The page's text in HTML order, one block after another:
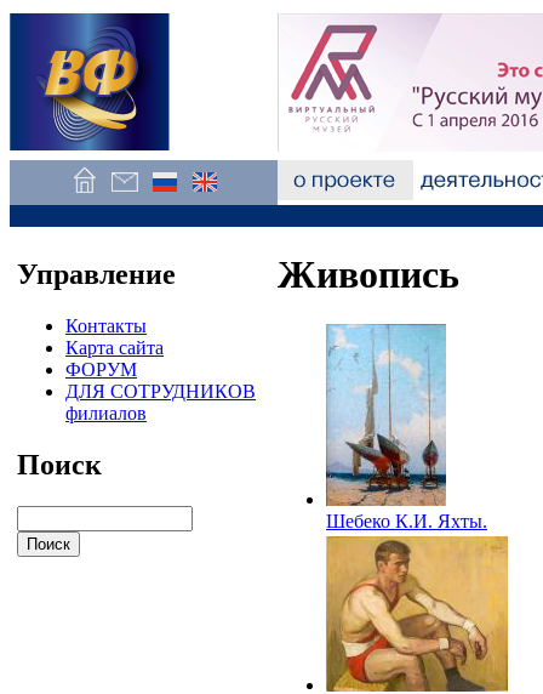
Управление
Контакты
Карта сайта
ФОРУМ
ДЛЯ СОТРУДНИКОВ
филиалов
Поиск
Живопись
Шебеко К.И. Яхты.
1965